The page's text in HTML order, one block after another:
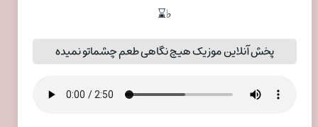
♭⌛
پخش آنلاین موزیک هیچ نگاهی طعم چشماتو نمیده